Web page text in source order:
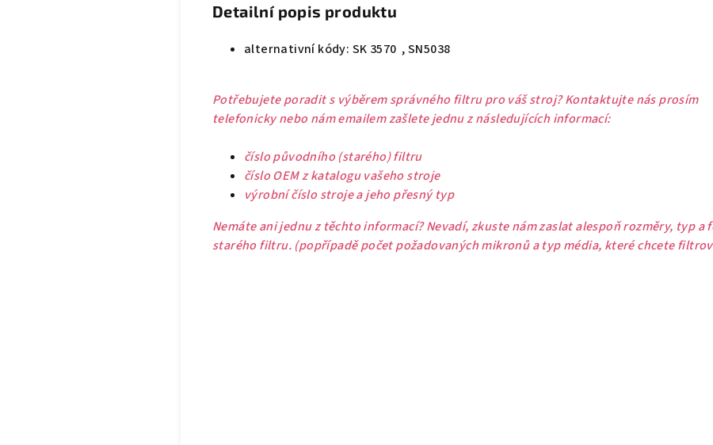
Detailní popis produktu
alternativní kódy: SK 3570 , SN5038
Potřebujete poradit s výběrem správného filtru pro váš stroj? Kontaktujte nás prosím
telefonicky nebo nám emailem zašlete jednu z následujících informací:
číslo původního (starého) filtru
číslo OEM z katalogu vašeho stroje
výrobní číslo stroje a jeho přesný typ
Nemáte ani jednu z těchto informací? Nevadí, zkuste nám zaslat alespoň rozměry, typ a
starého filtru. (popřípadě počet požadovaných mikronů a typ média, které chcete